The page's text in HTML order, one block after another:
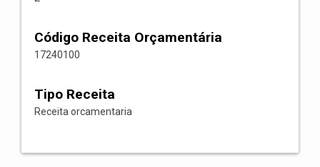
Código Receita Orçamentária
17240100
Tipo Receita
Receita orcamentaria